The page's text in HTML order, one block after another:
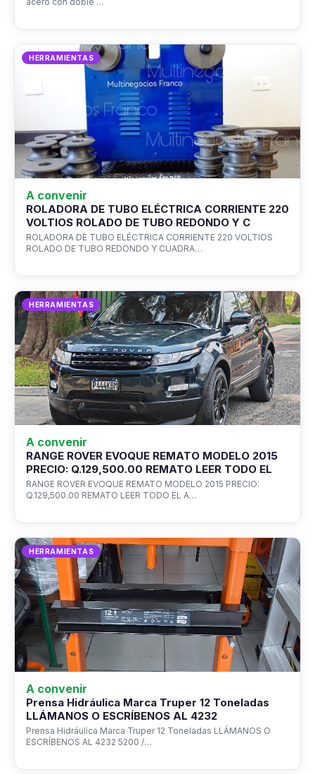
HERRAMIENTAS
A convenir
ROLADORA DE TUBO ELÉCTRICA CORRIENTE 220
VOLTIOS ROLADO DE TUBO REDONDO Y C
ROLADORA DE TUBO ELÉCTRICA CORRIENTE 220 VOLTIOS
ROLADO DE TUBO REDONDO Y CUADRA…
HERRAMIENTAS
A convenir
RANGE ROVER EVOQUE REMATO MODELO 2015
PRECIO: Q.129,500.00 REMATO LEER TODO EL
RANGE ROVER EVOQUE REMATO MODELO 2015 PRECIO:
Q.129,500.00 REMATO LEER TODO EL A…
HERRAMIENTAS
A convenir
Prensa Hidráulica Marca Truper 12 Toneladas
LLÁMANOS O ESCRÍBENOS AL 4232
Prensa Hidráulica Marca Truper 12 Toneladas LLÁMANOS O
ESCRÍBENOS AL 4232 5200 /…